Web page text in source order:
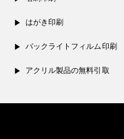
はがき印刷
バックライトフィルム印刷
アクリル製品の無料引取